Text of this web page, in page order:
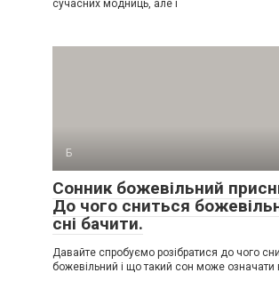
сучасних модниць, але і
Б
Сонник божевільний
До чого сниться
сні бачити.
Давайте спробуємо розібратися до чого
божевільний і що такий сон може означати